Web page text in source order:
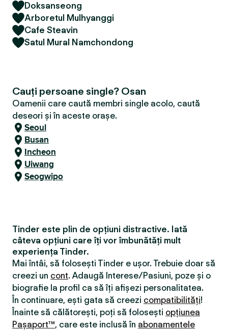
Doksanseong
Arboretul Mulhyanggi
Cafe Steavin
Satul Mural Namchondong
Cauți persoane single? Osan
Oamenii care caută membri single acolo, caută
deseori și în aceste orașe.
Seoul
Busan
Incheon
Uiwang
Seogwipo
Tinder este plin de opțiuni distractive. Iată
câteva opțiuni care îți vor îmbunătăți mult
experiența Tinder.
Mai întâi, să folosești Tinder e ușor. Trebuie doar să
creezi un cont. Adaugă Interese/Pasiuni, poze și o
biografie la profil ca să îți afișezi personalitatea.
În continuare, ești gata să creezi compatibilităţi!
Înainte să călătorești, poți să folosești opțiunea
Pașaport™, care este inclusă în abonamentele